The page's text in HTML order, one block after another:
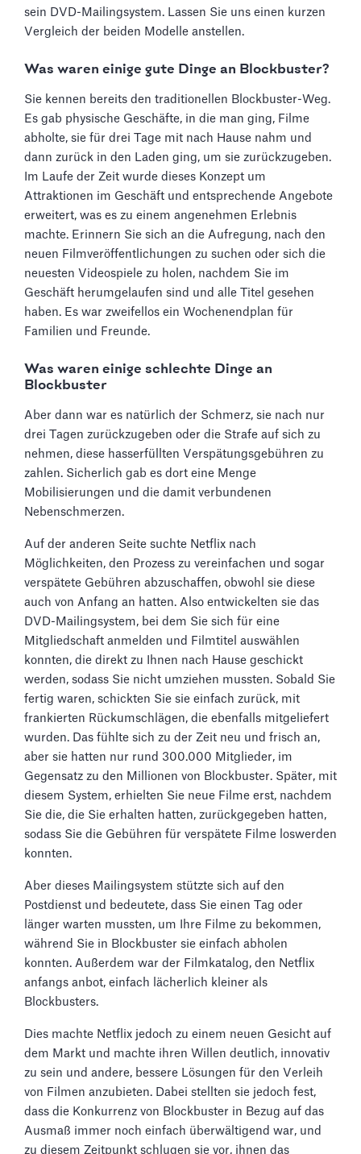
sein DVD-Mailingsystem. Lassen Sie uns einen kurzen
Vergleich der beiden Modelle anstellen.
Was waren einige gute Dinge an Blockbuster?
Sie kennen bereits den traditionellen Blockbuster-Weg.
Es gab physische Geschäfte, in die man ging, Filme
abholte, sie für drei Tage mit nach Hause nahm und
dann zurück in den Laden ging, um sie zurückzugeben.
Im Laufe der Zeit wurde dieses Konzept um
Attraktionen im Geschäft und entsprechende Angebote
erweitert, was es zu einem angenehmen Erlebnis
machte. Erinnern Sie sich an die Aufregung, nach den
neuen Filmveröffentlichungen zu suchen oder sich die
neuesten Videospiele zu holen, nachdem Sie im
Geschäft herumgelaufen sind und alle Titel gesehen
haben. Es war zweifellos ein Wochenendplan für
Familien und Freunde.
Was waren einige schlechte Dinge an
Blockbuster
Aber dann war es natürlich der Schmerz, sie nach nur
drei Tagen zurückzugeben oder die Strafe auf sich zu
nehmen, diese hasserfüllten Verspätungsgebühren zu
zahlen. Sicherlich gab es dort eine Menge
Mobilisierungen und die damit verbundenen
Nebenschmerzen.
Auf der anderen Seite suchte Netflix nach
Möglichkeiten, den Prozess zu vereinfachen und sogar
verspätete Gebühren abzuschaffen, obwohl sie diese
auch von Anfang an hatten. Also entwickelten sie das
DVD-Mailingsystem, bei dem Sie sich für eine
Mitgliedschaft anmelden und Filmtitel auswählen
konnten, die direkt zu Ihnen nach Hause geschickt
werden, sodass Sie nicht umziehen mussten. Sobald Sie
fertig waren, schickten Sie sie einfach zurück, mit
frankierten Rückumschlägen, die ebenfalls mitgeliefert
wurden. Das fühlte sich zu der Zeit neu und frisch an,
aber sie hatten nur rund 300.000 Mitglieder, im
Gegensatz zu den Millionen von Blockbuster. Später, mit
diesem System, erhielten Sie neue Filme erst, nachdem
Sie die, die Sie erhalten hatten, zurückgegeben hatten,
sodass Sie die Gebühren für verspätete Filme loswerden
konnten.
Aber dieses Mailingsystem stützte sich auf den
Postdienst und bedeutete, dass Sie einen Tag oder
länger warten mussten, um Ihre Filme zu bekommen,
während Sie in Blockbuster sie einfach abholen
konnten. Außerdem war der Filmkatalog, den Netflix
anfangs anbot, einfach lächerlich kleiner als
Blockbusters.
Dies machte Netflix jedoch zu einem neuen Gesicht auf
dem Markt und machte ihren Willen deutlich, innovativ
zu sein und andere, bessere Lösungen für den Verleih
von Filmen anzubieten. Dabei stellten sie jedoch fest,
dass die Konkurrenz von Blockbuster in Bezug auf das
Ausmaß immer noch einfach überwältigend war, und
zu diesem Zeitpunkt schlugen sie vor, ihnen das